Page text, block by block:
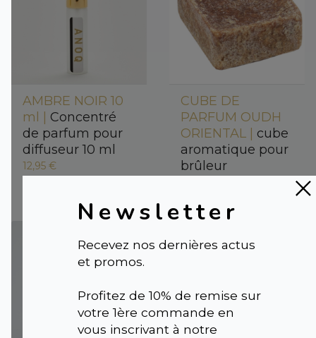
Newsletter
Recevez nos dernières actus
et promos.
Profitez de 10% de remise sur
votre 1ère commande en
vous inscrivant à notre
AMBRE NOIR 10
ml | Concentré
de parfum pour
diffuseur 10 ml
12,95 €
CUBE DE
PARFUM OUDH
ORIENTAL | cube
aromatique pour
brûleur